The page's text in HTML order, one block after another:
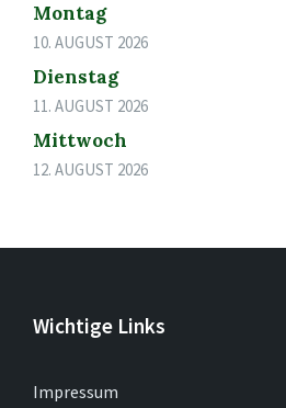
Montag
10. AUGUST 2026
Dienstag
11. AUGUST 2026
Mittwoch
12. AUGUST 2026
Wichtige Links
Impressum